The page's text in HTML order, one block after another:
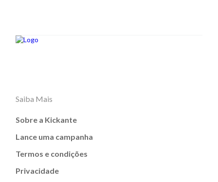
Saiba Mais
Sobre a Kickante
Lance uma campanha
Termos e condições
Privacidade